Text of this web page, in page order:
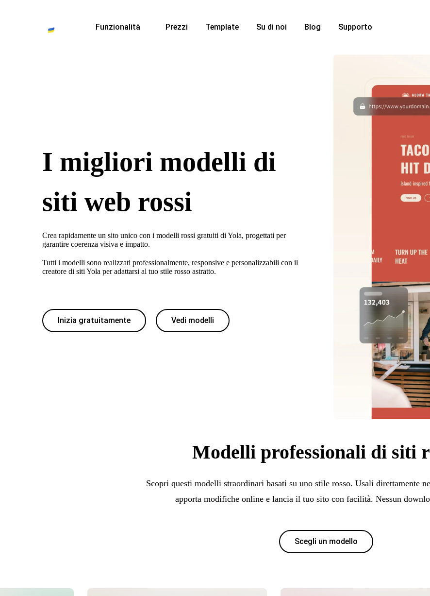
Funzionalità Prezzi Template Su di noi Blog Supporto
I migliori modelli di
siti web rossi
Crea rapidamente un sito unico con i modelli rossi gratuiti di Yola, progettati per
garantire coerenza visiva e impatto.
Tutti i modelli sono realizzati professionalmente, responsive e personalizzabili con il
creatore di siti Yola per adattarsi al tuo stile rosso astratto.
Inizia gratuitamente Vedi modelli
Modelli professionali di siti
Scopri questi modelli straordinari basati su uno stile rosso. Usali direttamente
apporta modifiche online e lancia il tuo sito con facilità. Nessun
Scegli un modello